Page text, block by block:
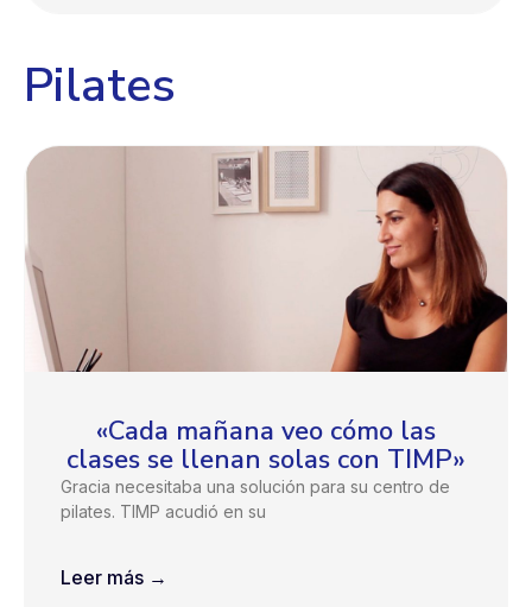
Pilates
«Cada mañana veo cómo las
clases se llenan solas con TIMP»
Gracia necesitaba una solución para su centro de
pilates. TIMP acudió en su
Leer más →